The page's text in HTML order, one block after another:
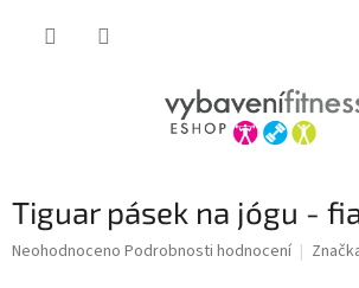
Tiguar pásek na jógu -
Průměrné
Neohodnoceno Podrobnosti hodnocení